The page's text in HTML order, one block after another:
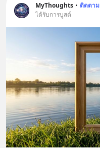
MyThoughts • ติดตาม
ได้รับการบูสต์